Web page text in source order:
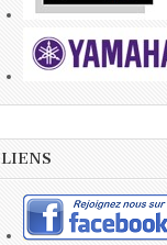
LIENS